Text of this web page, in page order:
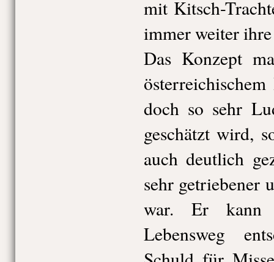
mit Kitsch-
immer weiter
Das Konzept
doch so sehr
geschätzt wird,
auch deutlich
sehr getriebener
war. Er
Lebensweg